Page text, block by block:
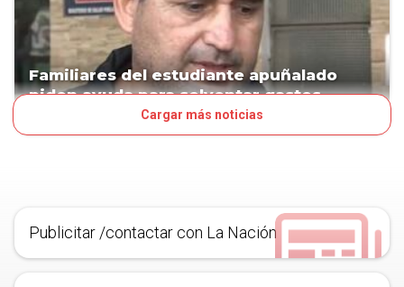
Familiares del estudiante apuñalado
piden ayuda para solventar gastos
Cargar más noticias
Publicitar /contactar con La Nación